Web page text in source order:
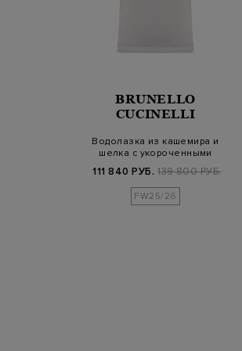
BRUNELLO
CUCINELLI
Водолазка из кашемира и
шелка с укороченными
111 840 РУБ. 139 800 РУБ.
FW25/26